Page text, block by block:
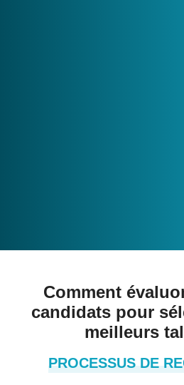
Comment
candidats pour
meilleurs
PROCESSUS DE